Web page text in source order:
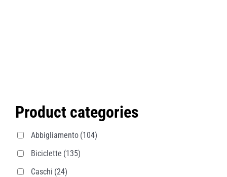
Product categories
Abbigliamento (104)
Biciclette (135)
Caschi (24)